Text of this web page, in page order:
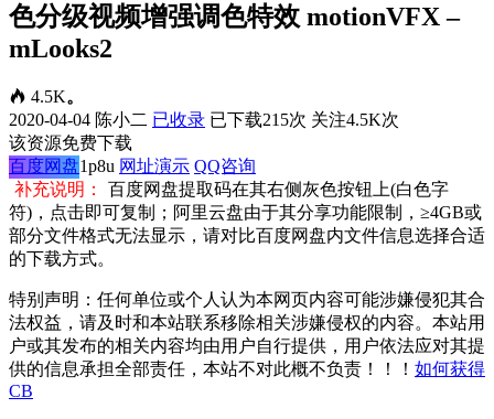
色分级视频增强调色特效 motionVFX –
mLooks2
4.5K。
2020-04-04 陈小二 已收录 已下载215次 关注4.5K次
该资源免费下载
百度网盘1p8u 网址演示 QQ咨询
补充说明：
百度网盘提取码在其右侧灰色按钮上(白色字
符)，点击即可复制；阿里云盘由于其分享功能限制，≥4GB或
部分文件格式无法显示，请对比百度网盘内文件信息选择合适
的下载方式。
特别声明：任何单位或个人认为本网页内容可能涉嫌侵犯其合
法权益，请及时和本站联系移除相关涉嫌侵权的内容。本站用
户或其发布的相关内容均由用户自行提供，用户依法应对其提
供的信息承担全部责任，本站不对此概不负责！！！ 如何获得
CB